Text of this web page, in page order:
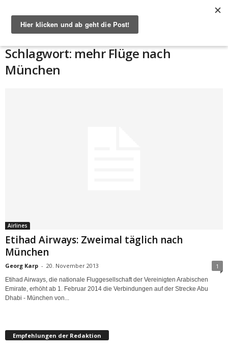
Schlagwort: mehr Flüge nach
München
Airlines
Etihad Airways: Zweimal täglich nach
München
Georg Karp - 20. November 2013 1
Etihad Airways, die nationale Fluggesellschaft der Vereinigten Arabischen
Emirate, erhöht ab 1. Februar 2014 die Verbindungen auf der Strecke Abu
Dhabi - München von...
Empfehlungen der Redaktion